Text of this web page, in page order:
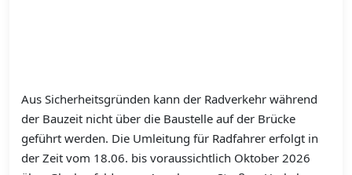
Aus Sicherheitsgründen kann der Radverkehr während
der Bauzeit nicht über die Baustelle auf der Brücke
geführt werden. Die Umleitung für Radfahrer erfolgt in
der Zeit vom 18.06. bis voraussichtlich Oktober 2026